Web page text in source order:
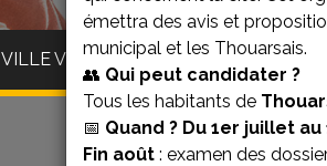
émettra des avis et
municipal et les Thouarsais.
👥 Qui peut candidater ?
Tous les habitants de
📅 Quand ? Du 1er juillet au
Fin août : examen des
VILLE VIVANTE VILLE BIEN-